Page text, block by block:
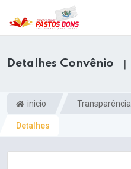
Detalhes Convênio |
inicio Transparência
Detalhes